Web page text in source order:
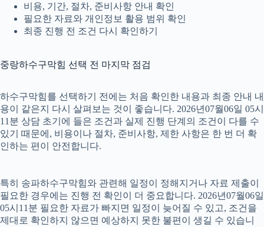
비용, 기간, 절차, 준비사항 안내 확인
필요한 자료와 개인정보 활용 범위 확인
최종 진행 전 조건 다시 확인하기
중랑하수구막힘 선택 전 마지막 점검
하수구막힘를 선택하기 전에는 처음 확인한 내용과 최종 안내 내
용이 같은지 다시 살펴보는 것이 좋습니다. 2026년07월06일 05시
11분 상담 초기에 들은 조건과 실제 진행 단계의 조건이 다를 수
있기 때문에, 비용이나 절차, 준비사항, 제한 사항은 한 번 더 확
인하는 편이 안전합니다.
특히 송파하수구막힘와 관련해 일정이 정해지거나 자료 제출이
필요한 경우에는 진행 전 확인이 더 중요합니다. 2026년07월06일
05시11분 필요한 자료가 빠지면 일정이 늦어질 수 있고, 조건을
제대로 확인하지 않으면 예상하지 못한 불편이 생길 수 있습니